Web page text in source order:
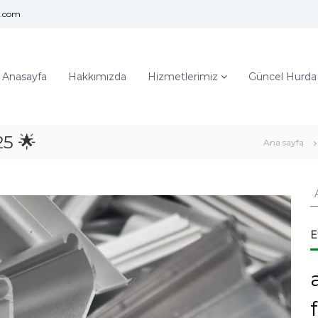
Anasayfa Hakkımızda Hizmetlerimiz Güncel
🌟 Ana sayfa
: